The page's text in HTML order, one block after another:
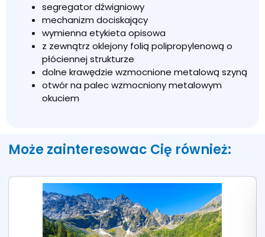
fioletowy
segregator dźwigniowy
mechanizm dociskający
wymienna etykieta opisowa
z zewnątrz oklejony folią polipropylenową o
płóciennej strukturze
dolne krawędzie wzmocnione metalową szyną
otwór na palec wzmocniony metalowym
okuciem
Może zainteresowac Cię również: